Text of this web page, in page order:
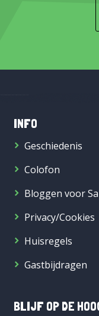
INFO
Geschiedenis
Colofon
Bloggen voor
Privacy/Cookies
Huisregels
Gastbijdragen
BLIJF OP DE